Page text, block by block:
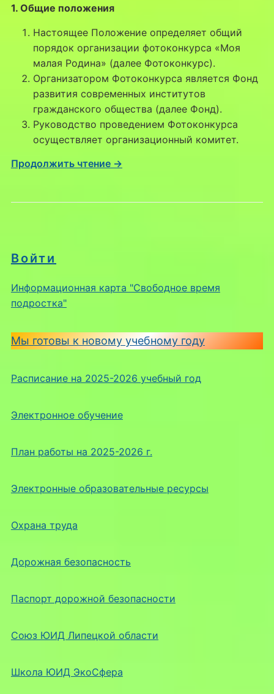
Войти
Информационная карта "Свободное время
подростка"
Мы готовы к новому учебному году
Расписание на 2025-2026 учебный год
Электронное обучение
План работы на 2025-2026 г.
Электронные образовательные ресурсы
Охрана труда
Дорожная безопасность
Паспорт дорожной безопасности
Союз ЮИД Липецкой области
Школа ЮИД ЭкоСфера
1. Общие положения
Настоящее Положение определяет общий
порядок организации фотоконкурса «Моя
малая Родина» (далее Фотоконкурс).
Организатором Фотоконкурса является Фонд
развития современных институтов
гражданского общества (далее Фонд).
Руководство проведением Фотоконкурса
осуществляет организационный комитет.
Продолжить чтение →